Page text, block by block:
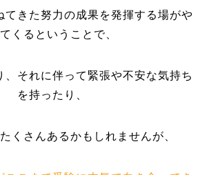
てきた努力の成果を発揮する場がや
くるということで、
、それに伴って緊張や不安な気持ち
を持ったり、
くさんあるかもしれませんが、